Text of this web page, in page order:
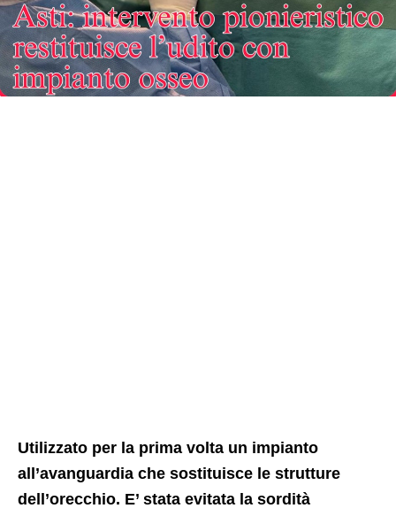
Utilizzato per la prima volta un impianto
all’avanguardia che sostituisce le strutture
dell’orecchio. E’ stata evitata la sordità